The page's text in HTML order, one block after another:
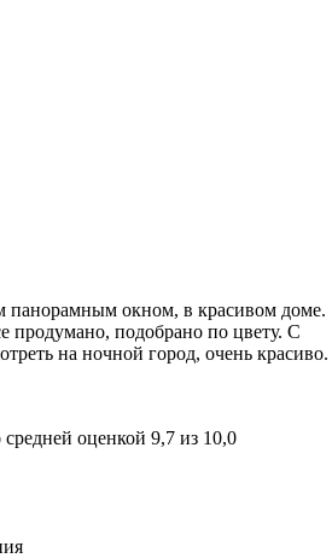
панорамным окном, в красивом доме.
продумано, подобрано по цвету. С
на ночной город, очень красиво.
оценкой 9,7 из 10,0